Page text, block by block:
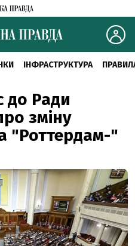
ІНФРАСТРУКТУРА
до Ради
зміну
"Роттердам-"